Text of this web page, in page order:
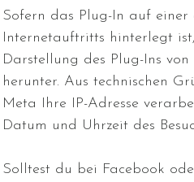
Sofern das Plug-In auf einer
Internetauftritts hinterlegt
Darstellung des Plug-Ins
herunter. Aus technischen
Meta Ihre IP-Adresse
Datum und Uhrzeit des
Solltest du bei Facebook